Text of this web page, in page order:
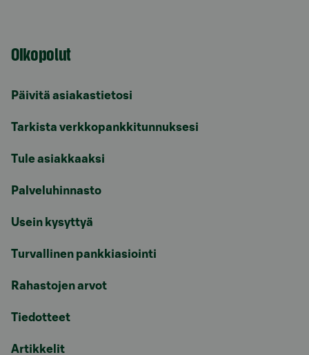
Oikopolut
Päivitä asiakastietosi
Tarkista verkkopankkitunnuksesi
Tule asiakkaaksi
Palveluhinnasto
Usein kysyttyä
Turvallinen pankkiasiointi
Rahastojen arvot
Tiedotteet
Artikkelit